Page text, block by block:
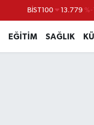
BİST100 13.779
EĞİTİM SAĞLIK